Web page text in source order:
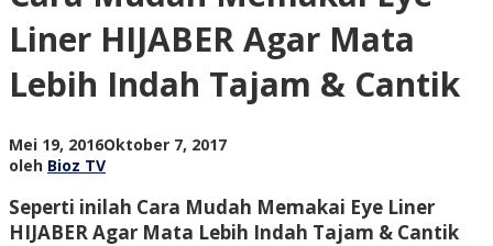
HIJABER
Agar
Mata
Lebih
Liner HIJABER Agar Mata
Lebih Indah Tajam & Cantik
Mei 19, 2016Oktober 7, 2017oleh
oleh Bioz TV
Seperti inilah Cara Mudah Memakai Eye Liner
HIJABER Agar Mata Lebih Indah Tajam & Cantik